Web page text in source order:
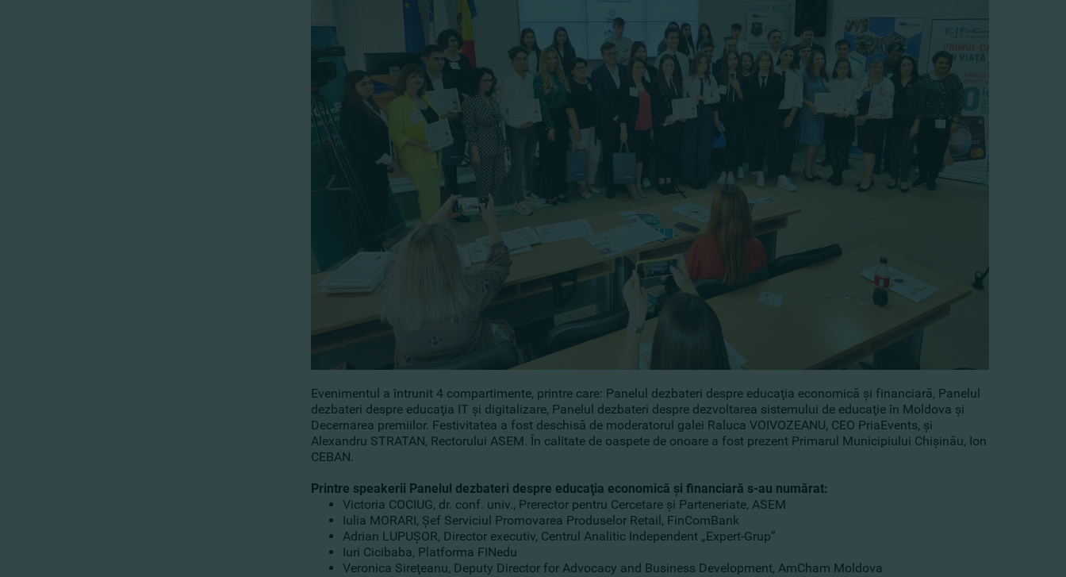
Evenimentul a întrunit 4 compartimente, printre care: Panelul dezbateri despre educaţia economică şi financiară, Panelul
dezbateri despre educaţia IT şi digitalizare, Panelul dezbateri despre dezvoltarea sistemului de educaţie în Moldova şi
Decernarea premiilor. Festivitatea a fost deschisă de moderatorul galei Raluca VOIVOZEANU, CEO PriaEvents, şi
Alexandru STRATAN, Rectorului ASEM. În calitate de oaspete de onoare a fost prezent Primarul Municipiului Chişinău, Ion
CEBAN.
Printre speakerii Panelul dezbateri despre educaţia economică şi financiară s-au numărat:
Victoria COCIUG, dr. conf. univ., Prerector pentru Cercetare şi Parteneriate, ASEM
Iulia MORARI, Şef Serviciul Promovarea Produselor Retail, FinComBank
Adrian LUPUŞOR, Director executiv, Centrul Analitic Independent „Expert-Grup”
Iuri Cicibaba, Platforma FINedu
Veronica Sireţeanu, Deputy Director for Advocacy and Business Development, AmCham Moldova